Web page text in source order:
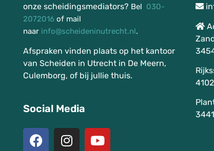
onze scheidingsmediators? Bel 030-
2072016 of mail
naar info@scheideninutrecht.nl.
Afspraken vinden plaats op het kantoor
van Scheiden in Utrecht in De Meern,
Culemborg, of bij jullie thuis.
Social Media